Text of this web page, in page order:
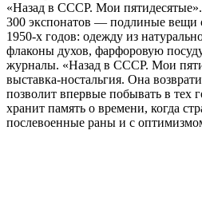
«Назад в СССР. Мои
300 экспонатов — подлиные вещи
1950-х годов: одежду из
флаконы духов, фарфоровую
журналы. «Назад в СССР. Мои
выставка-ностальгия. Она
позволит впервые побывать в тех
хранит память о времени, когда
послевоенные раны и с